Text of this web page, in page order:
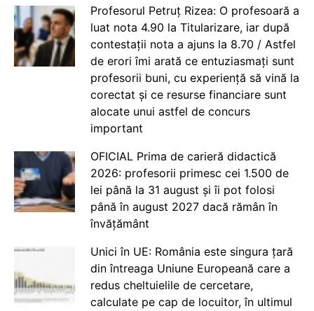
Profesorul Petruț Rizea: O profesoară a
luat nota 4.90 la Titularizare, iar după
contestații nota a ajuns la 8.70 / Astfel
de erori îmi arată ce entuziasmați sunt
profesorii buni, cu experiență să vină la
corectat și ce resurse financiare sunt
alocate unui astfel de concurs
important
OFICIAL Prima de carieră didactică
2026: profesorii primesc cei 1.500 de
lei până la 31 august și îi pot folosi
până în august 2027 dacă rămân în
învățământ
Unici în UE: România este singura țară
din întreaga Uniune Europeană care a
redus cheltuielile de cercetare,
calculate pe cap de locuitor, în ultimul